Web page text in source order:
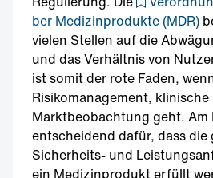
ber Medizinprodukte (MDR)
vielen Stellen auf die
und das Verhältnis von
ist somit der rote Faden,
Risikomanagement,
Marktbeobachtung geht. Am
entscheidend dafür, dass
Sicherheits- und
ein Medizinprodukt erfüllt